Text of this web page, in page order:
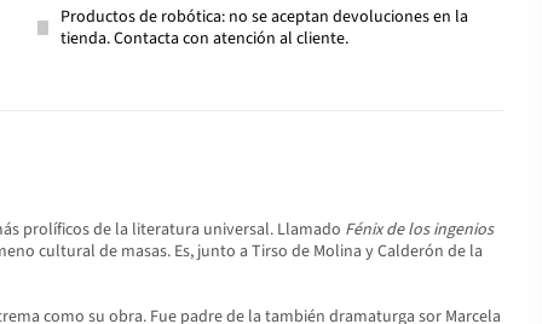
Productos de robótica: no se aceptan devoluciones en la
tienda. Contacta con atención al cliente.
prolíficos de la literatura universal. Llamado Fénix de los ingenios
cultural de masas. Es, junto a Tirso de Molina y Calderón de la
como su obra. Fue padre de la también dramaturga sor Marcela